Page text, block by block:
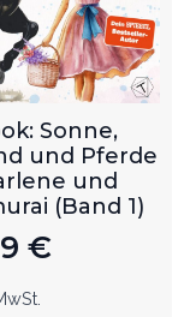
Sonne,
und Pferde
und
(Band 1)
€